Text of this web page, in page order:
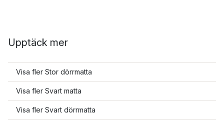
Upptäck mer
Visa fler Stor dörrmatta
Visa fler Svart matta
Visa fler Svart dörrmatta